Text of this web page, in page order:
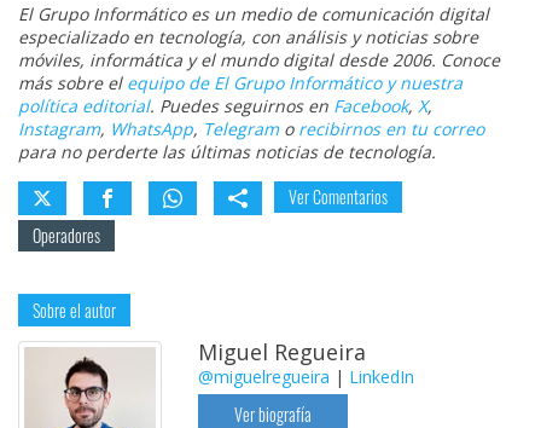
El Grupo Informático es un medio de comunicación digital
especializado en tecnología, con análisis y noticias sobre
móviles, informática y el mundo digital desde 2006. Conoce
más sobre el equipo de El Grupo Informático y nuestra
política editorial. Puedes seguirnos en Facebook, X,
Instagram, WhatsApp, Telegramo recibirnos en tu correo
para no perderte las últimas noticias de tecnología.
Ver Comentarios
Operadores
Sobre el autor
Miguel Regueira
@miguelregueira | LinkedIn
Ver biografía